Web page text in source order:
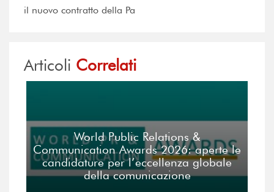
il nuovo contratto della Pa
Articoli Correlati
World Public Relations &
Communication Awards 2026: aperte le
candidature per l’eccellenza globale
della comunicazione